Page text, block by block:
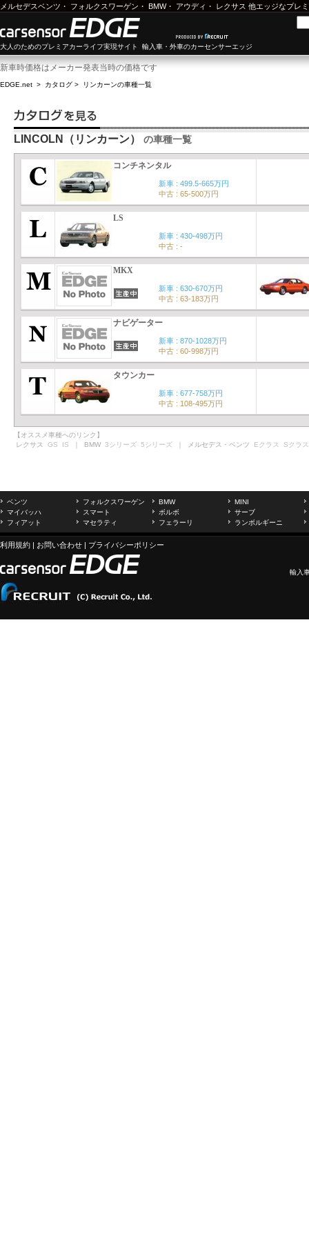
メルセデスベンツ ・ フォルクスワーゲン ・ BMW・ アウディ ・ レクサス 他エッジなプレ
大人のためのプレミアカーライフ実現サイト 輸入車・外車のカーセンサーエッジ
新車時価格はメーカー発表当時の価格です
EDGE.net > カタログ > リンカーンの車種一覧
LINCOLN（リンカーン） の車種一覧
コンチネンタル
新車 : 499.5-665万円
中古 : 65-500万円
LS
新車 : 430-498万円
中古 : -
MKX
新車 : 630-670万円
中古 : 63-183万円
ナビゲーター
新車 : 870-1028万円
中古 : 60-998万円
タウンカー
新車 : 677-758万円
中古 : 108-495万円
【オススメ車種へのリンク】
レクサス GS IS ｜ BMW 3シリーズ 5シリーズ ｜ メルセデス・ベンツ Eクラス Sクラス
ベンツ フォルクスワーゲン BMW
MINI
マイバッハ
スマート ボルボ
サーブ
フィアット
マセラティ フェラーリ ランボルギーニ
利用規約 | お問い合わせ | プライバシーポリシー
輸入